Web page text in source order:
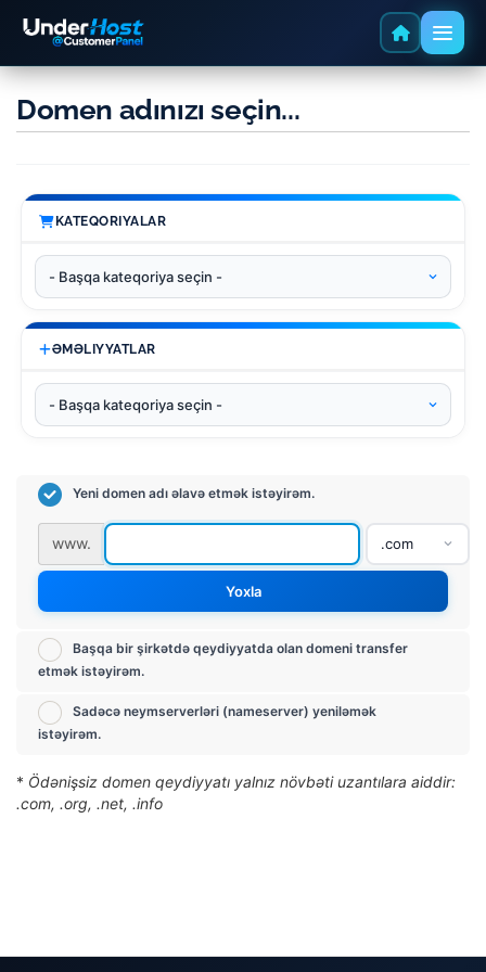
Domen adınızı seçin...
KATEQORIYALAR
ƏMƏLIYYATLAR
Yeni domen adı əlavə etmək istəyirəm.
www.
Yoxla
Başqa bir şirkətdə qeydiyyatda olan domeni transfer
etmək istəyirəm.
Sadəcə neymserverləri (nameserver) yeniləmək
istəyirəm.
* Ödənişsiz domen qeydiyyatı yalnız növbəti uzantılara aiddir:
.com, .org, .net, .info